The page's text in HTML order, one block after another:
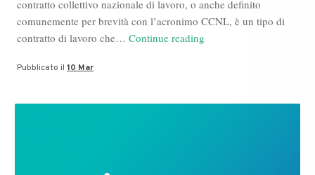
contratto collettivo nazionale di lavoro, o anche definito
comunemente per brevità con l’acronimo CCNL, è un tipo di
contratto di lavoro che… Continue reading
di
Pubblicato il 10 Mar